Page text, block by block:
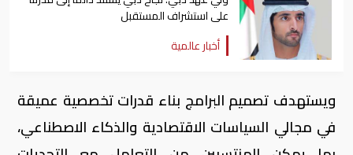
على استشراف المستقبل
أخبار عالمية
ويستهدف تصميم البرامج بناء قدرات تخصصية عميقة
في مجالي السياسات الاقتصادية والذكاء الاصطناعي،